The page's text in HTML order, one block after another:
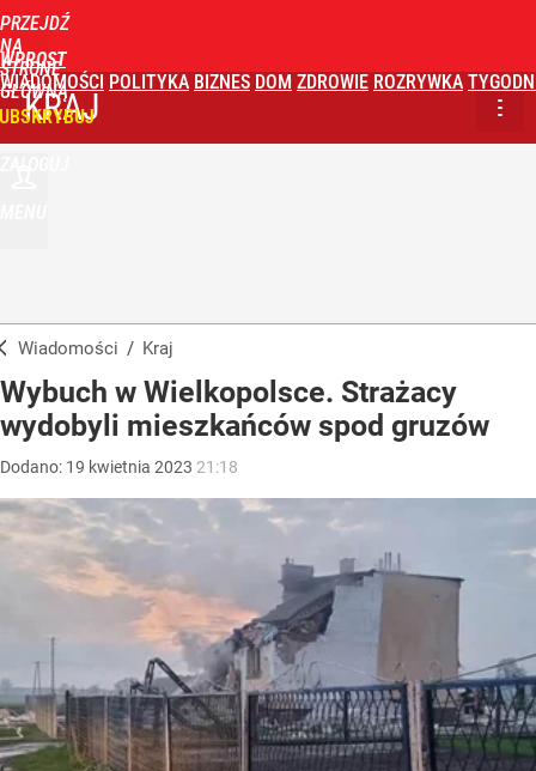
PRZEJDŹ
NA
STRONĘ
GŁÓWNĄ
WPROST
WIADOMOŚCI POLITYKA BIZNES DOM ZDROWIE ROZRYWKA
KRAJ
Wiadomości / Kraj
Wybuch w Wielkopolsce. Strażacy
wydobyli mieszkańców spod gruzów
Dodano: 19 kwietnia 2023 21:18